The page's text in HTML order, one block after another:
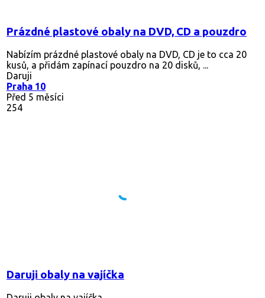
Prázdné plastové obaly na DVD, CD a pouzdro
Nabízím prázdné plastové obaly na DVD, CD je to cca 20
kusů, a přidám zapínací pouzdro na 20 disků, ...
Daruji
Praha 10
Před 5 měsíci
254
Daruji obaly na vajíčka